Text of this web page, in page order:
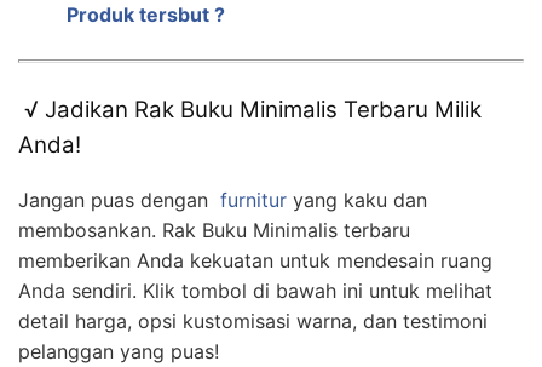
Produk tersbut ?
√ Jadikan Rak Buku Minimalis Terbaru Milik
Anda!
Jangan puas dengan furnitur yang kaku dan
membosankan. Rak Buku Minimalis terbaru
memberikan Anda kekuatan untuk mendesain ruang
Anda sendiri. Klik tombol di bawah ini untuk melihat
detail harga, opsi kustomisasi warna, dan testimoni
pelanggan yang puas!